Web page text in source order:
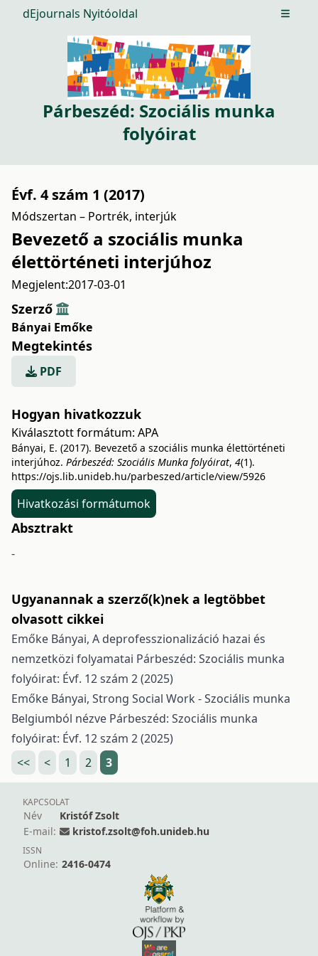
dEjournals Nyitóoldal Open
Párbeszéd: Szociális munka
folyóirat
Évf. 4 szám 1 (2017)
Módszertan – Portrék, interjúk
Bevezető a szociális munka
élettörténeti interjúhoz
Megjelent:2017-03-01
Szerző
Bányai Emőke
Megtekintés
PDF
Hogyan hivatkozzuk
Kiválasztott formátum: APA
Bányai, E. (2017). Bevezető a szociális munka élettörténeti
interjúhoz. Párbeszéd: Szociális Munka folyóirat, 4(1).
https://ojs.lib.unideb.hu/parbeszed/article/view/5926
Hivatkozási formátumok
Absztrakt
-
Ugyanannak a szerző(k)nek a legtöbbet
olvasott cikkei
Emőke Bányai, A deprofesszionalizáció hazai és
nemzetközi folyamatai Párbeszéd: Szociális munka
folyóirat: Évf. 12 szám 2 (2025)
Emőke Bányai, Strong Social Work - Szociális munka
Belgiumból nézve Párbeszéd: Szociális munka
folyóirat: Évf. 12 szám 2 (2025)
<<
< 1 2 3
KAPCSOLAT
Név
Kristóf Zsolt
E-mail:
kristof.zsolt@foh.unideb.hu
ISSN
Online: 2416-0474